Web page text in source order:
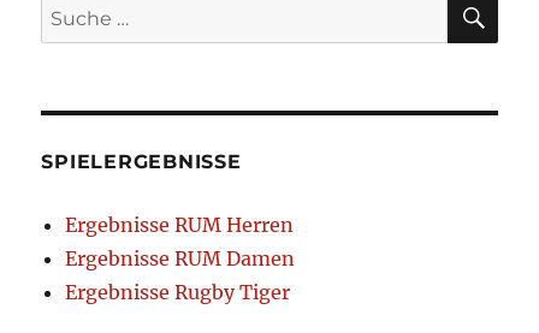
Suche
nach:
SPIELERGEBNISSE
Ergebnisse RUM Herren
Ergebnisse RUM Damen
Ergebnisse Rugby Tiger